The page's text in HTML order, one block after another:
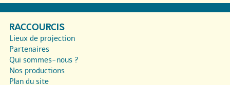
RACCOURCIS
Lieux de projection
Partenaires
Qui sommes-nous ?
Nos productions
Plan du site